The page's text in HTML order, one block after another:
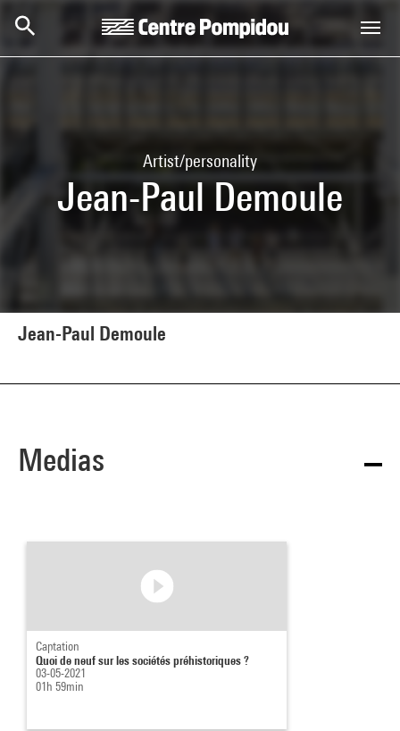
Artist/personality
Jean-Paul Demoule
Jean-Paul Demoule
Medias
Captation
Quoi de neuf sur les sociétés préhistoriques ?
03-05-2021
01h 59min